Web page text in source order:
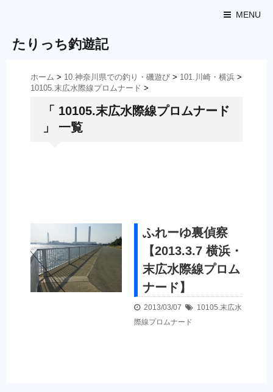
MENU
たりっち釣遊記
ホーム > 10.神奈川県での釣り・磯遊び > 101.川崎・横浜 >
10105.末広水際線プロムナード >
「 10105.末広水際線プロムナード
」 一覧
ふれーゆ裏偵察
【2013.3.7 横浜・
末広水際線プロム
ナード】
2013/03/07
10105.末広水
際線プロムナード